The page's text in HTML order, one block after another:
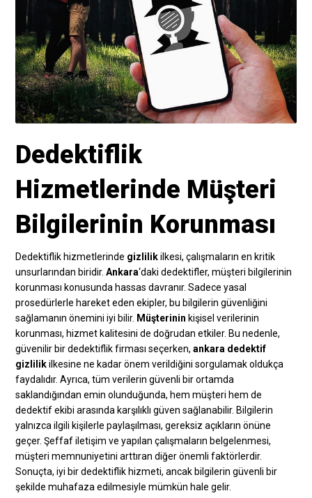
Dedektiflik
Hizmetlerinde Müşteri
Bilgilerinin Korunması
Dedektiflik hizmetlerinde gizlilikilkesi, çalışmaların en kritik
unsurlarından biridir.Ankara‘daki dedektifler, müşteri bilgilerinin
korunması konusunda hassas davranır. Sadece yasal
prosedürlerle hareket eden ekipler, bu bilgilerin güvenliğini
sağlamanın önemini iyi bilir. Müşterinin kişisel verilerinin
korunması, hizmet kalitesini de doğrudan etkiler. Bu nedenle,
güvenilir bir dedektiflik firması seçerken,ankara dedektif
gizlilikilkesine ne kadar önem verildiğini sorgulamak oldukça
faydalıdır. Ayrıca, tüm verilerin güvenli bir ortamda
saklandığından emin olunduğunda, hem müşteri hem de
dedektif ekibi arasında karşılıklı güven sağlanabilir. Bilgilerin
yalnızca ilgili kişilerle paylaşılması, gereksiz açıkların önüne
geçer. Şeffaf iletişim ve yapılan çalışmaların belgelenmesi,
müşteri memnuniyetini arttıran diğer önemli faktörlerdir.
Sonuçta, iyi bir dedektiflik hizmeti, ancak bilgilerin güvenli bir
şekilde muhafaza edilmesiyle mümkün hale gelir.